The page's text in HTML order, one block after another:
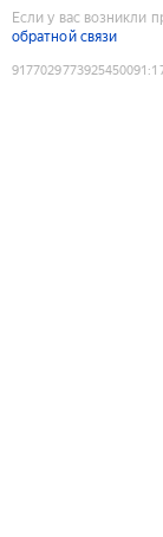
Если у вас возникли
обратной связи
9177029773925450091 :